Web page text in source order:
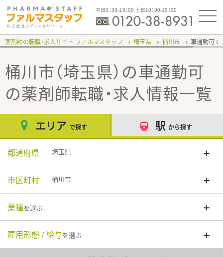
平日9：30-19：00 土日10：00-19：00
薬剤師の転職・求人サイト ファルマスタッフ 埼玉県 桶川市 車通勤可
桶川市（埼玉県）の車通勤可
の薬剤師転職・求人情報一覧
エリア で探す 駅 から探す
都道府県 埼玉県
市区町村 桶川市
業種を選ぶ
雇用形態 / 給与を選ぶ